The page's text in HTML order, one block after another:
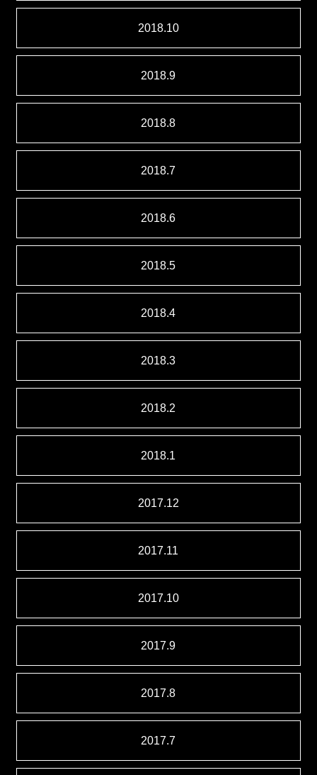
2018.10
2018.9
2018.8
2018.7
2018.6
2018.5
2018.4
2018.3
2018.2
2018.1
2017.12
2017.11
2017.10
2017.9
2017.8
2017.7